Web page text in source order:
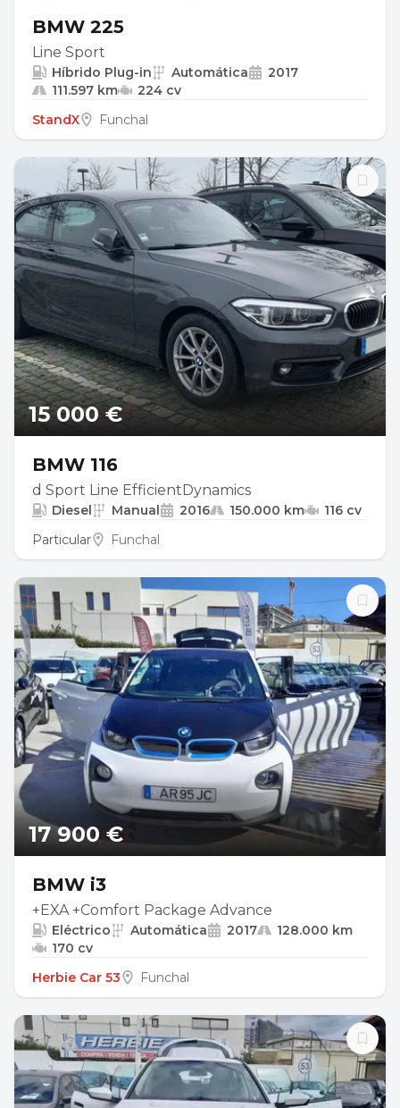
BMW 225
Line Sport
Híbrido Plug-in Automática
2017
111.597 km
224 cv
StandX
Funchal
15 000 €
BMW 116
d Sport Line EfficientDynamics
Diesel Manual 2016 150.000 km
116 cv
Particular
Funchal
17 900 €
BMW i3
+EXA +Comfort Package Advance
Eléctrico Automática 2017
128.000 km
170 cv
Herbie Car 53
Funchal